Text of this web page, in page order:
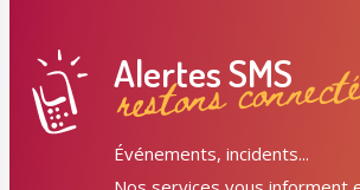
Alertes SMS
restons
Événements, incidents...